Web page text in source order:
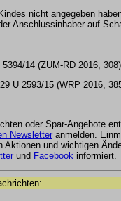
nicht angegeben
Anschlussinhaber auf
14 (ZUM-RD 2016, 308)
U 2593/15 (WRP 2016,
oder Spar-Angebote
Newsletter anmelden.
und wichtigen
und Facebook informiert.